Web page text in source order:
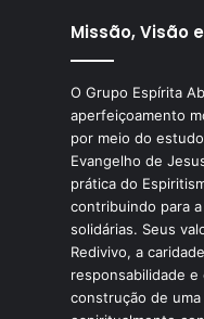
Missão, Visão
O Grupo Espírita
aperfeiçoamento
por meio do
Evangelho de
prática do
contribuindo para
solidárias. Seus
Redivivo, a
responsabilidade
construção de